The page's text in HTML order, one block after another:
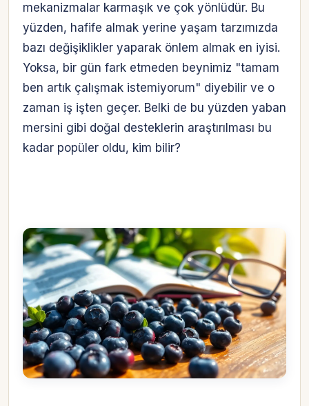
mekanizmalar karmaşık ve çok yönlüdür. Bu
yüzden, hafife almak yerine yaşam tarzımızda
bazı değişiklikler yaparak önlem almak en iyisi.
Yoksa, bir gün fark etmeden beynimiz "tamam
ben artık çalışmak istemiyorum" diyebilir ve o
zaman iş işten geçer. Belki de bu yüzden yaban
mersini gibi doğal desteklerin araştırılması bu
kadar popüler oldu, kim bilir?